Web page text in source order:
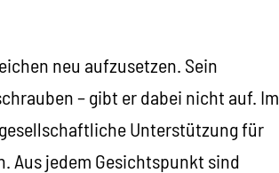
neu aufzusetzen. Sein
– gibt er dabei nicht auf. Im
Unterstützung für
Aus jedem Gesichtspunkt sind